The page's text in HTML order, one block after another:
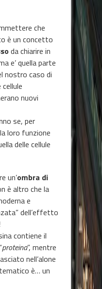
che
è un concetto
da chiarire in
e’ quella parte
nostro caso di
nuovi
se, per
loro funzione
delle cellule
un’ombra di
è altro che la
e
dell’effetto
contiene il
proteina”, mentre
nell’alone
è… un